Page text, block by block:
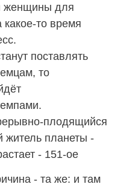
женщины для
то время
поставлять
то
плодящийся
житель планеты -
- 151-ое
- та же: и там